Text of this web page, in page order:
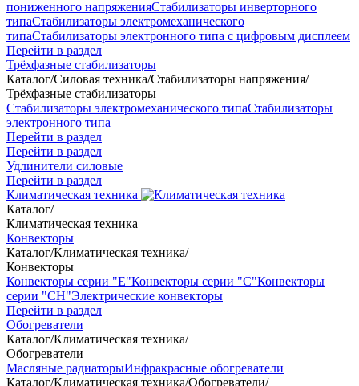
пониженного напряженияСтабилизаторы инверторного
типаСтабилизаторы электромеханического
типаСтабилизаторы электронного типа с цифровым дисплеем
Перейти в раздел
Трёхфазные стабилизаторы
Каталог/Силовая техника/Стабилизаторы напряжения/
Трёхфазные стабилизаторы
Стабилизаторы электромеханического типаСтабилизаторы
электронного типа
Перейти в раздел
Перейти в раздел
Удлинители силовые
Перейти в раздел
Климатическая техника
Каталог/
Климатическая техника
Конвекторы
Каталог/Климатическая техника/
Конвекторы
Конвекторы серии "Е"Конвекторы серии "С"Конвекторы
серии "СН"Электрические конвекторы
Перейти в раздел
Обогреватели
Каталог/Климатическая техника/
Обогреватели
Масляные радиаторыИнфракрасные обогреватели
Каталог/Климатическая техника/Обогреватели/